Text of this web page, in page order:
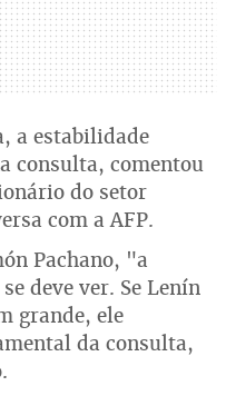
a estabilidade
consulta, comentou
do setor
com a AFP.
Pachano, "a
deve ver. Se Lenín
grande, ele
da consulta,